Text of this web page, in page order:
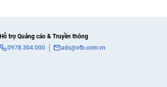
Hỗ trợ Quảng cáo & Truyền thông
0978.304.000
ads@vfb.com.vn